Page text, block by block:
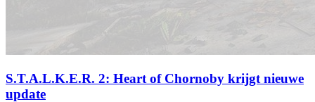
S.T.A.L.K.E.R. 2: Heart of Chornoby krijgt nieuwe
update